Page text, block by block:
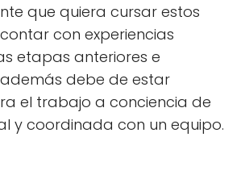
que quiera cursar estos
con experiencias
etapas anteriores e
debe de estar
el trabajo a conciencia de
y coordinada con un equipo.